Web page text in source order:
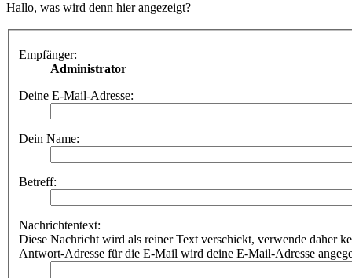
Hallo, was wird denn hier angezeigt?
Empfänger:
Administrator
Deine E-Mail-Adresse:
Dein Name:
Betreff:
Nachrichtentext:
Diese Nachricht wird als reiner Text verschickt, verwende daher
Antwort-Adresse für die E-Mail wird deine E-Mail-Adresse